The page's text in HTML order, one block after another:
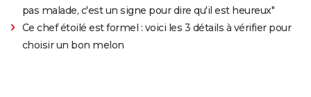
pas malade, c'est un signe pour dire qu'il est heureux"
Ce chef étoilé est formel : voici les 3 détails à vérifier pour
choisir un bon melon